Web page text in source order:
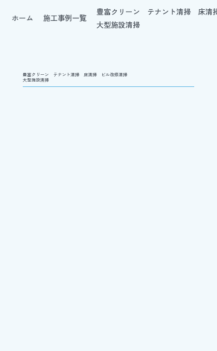
ホーム 施工事例一覧
豊富クリーン テナント清掃 床清
大型施設清掃
豊富クリーン テナント清掃 床清掃 ビル改修清掃
大型施設清掃